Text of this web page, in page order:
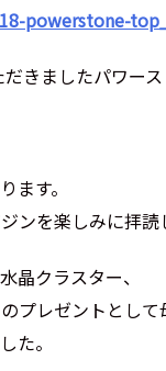
きましたパワース
ます。
ンを楽しみに拝読
晶クラスター、
プレゼントとして
た。